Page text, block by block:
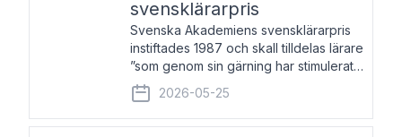
svensklärarpris
Svenska Akademiens svensklärarpris
instiftades 1987 och skall tilldelas lärare
”som genom sin gärning har stimulerat
intresset hos unga människor för
svenska språket och litteraturen”.
Prisutdelning och samtal med
2026-05-25